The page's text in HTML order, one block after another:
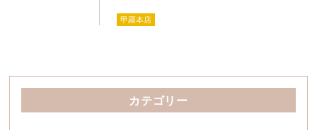
甲羅本店
カテゴリー